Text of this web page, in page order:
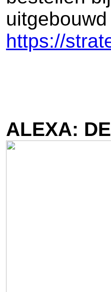
https://
ALEXA: